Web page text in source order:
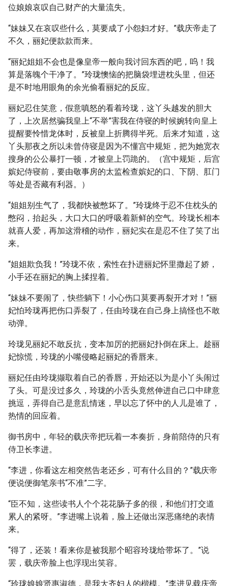
位娘娘哀叹自己财产的大量流失。
“妹妹又在哀叹些什么，莫要成了小怨妇才好。”载庆帝走了
不久，丽妃便款款而来。
“丽妃姐姐不会也是像皇帝一般向我讨回东西的吧，呜！我
算是落魄个干净了。”玲珑懊恼的把脑袋埋进枕头里，但还
是不时地用眼角的余光偷看丽妃的反应。
丽妃忍住笑意，假意嗔怒的看着玲珑，这丫头越发的胆大
了，上次居然骗我皇上“不举”害我在侍寝的时候婉转向皇上
提醒要怜惜龙体时，反被皇上折腾得半死。后来才知道，这
丫头那夜之所以未曾侍寝是因为不懂宫中规矩，把为她宽衣
搜身的公公暴打一顿，才被皇上罚跪的。（宫中规矩，后宫
嫔妃侍寝前，要由敬事房的太监检查嫔妃的口、下阴、肛门
等处是否藏有利器。）
“姐姐别生气了，我都快被憋坏了。”玲珑终于忍不住枕头的
憋闷，抬起头，大口大口的呼吸着新鲜的空气。玲珑长相本
就喜人爱，再加这滑稽的动作，丽妃实在是忍不住了笑了出
来。
“姐姐欺负我！”玲珑不依，索性在扑进丽妃怀里撒起了娇，
小手还在丽妃的胸上揉捏着。
“妹妹不要闹了，快些躺下！小心伤口莫要再裂开才对！”丽
妃怕玲珑再把伤口弄裂了，任由玲珑在自己身上搞怪也不敢
动弹。
玲珑见丽妃不敢反抗，变本加厉的把丽妃扑倒在床上。趁丽
妃惊慌，玲珑的小嘴侵略起丽妃的香唇来。
丽妃任由玲珑撷取着自己的香唇，开始还以为是小丫头闹过
了头。可是没过多久，玲珑的小舌头竟然伸进自己口中肆意
挑逗，弄得自己是意乱情迷，早以忘了怀中的人儿是谁了，
热情的回应着。
御书房中，年轻的载庆帝把玩着一本奏折，身前陪侍的只有
侍卫长李进。
“李进，你看这左相突然告老还乡，可有什么目的？”载庆帝
便说便御笔亲书“不准”二字。
“臣不知，这些读书人个个花花肠子多的很，和他们打交道
累人的紧呀。”李进嘴上说着，脸上还做出深恶痛绝的表情
来。
“得了，还装！看来你是被我那个昭容玲珑给带坏了。”说
罢，载庆帝脸上也浮现出笑容。
“玲珑娘娘贤惠淑德，是我大齐妇人的楷模。”李进见载庆帝